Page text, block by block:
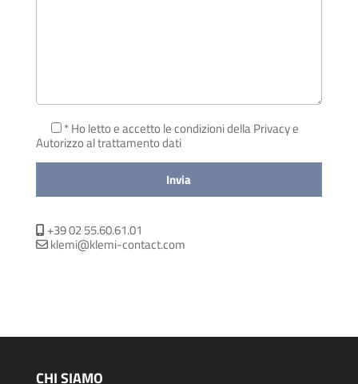
* Ho letto e accetto le condizioni della Privacye
Autorizzo al trattamento dati
+39 02 55.60.61.01
klemi@klemi-contact.com
CHI SIAMO